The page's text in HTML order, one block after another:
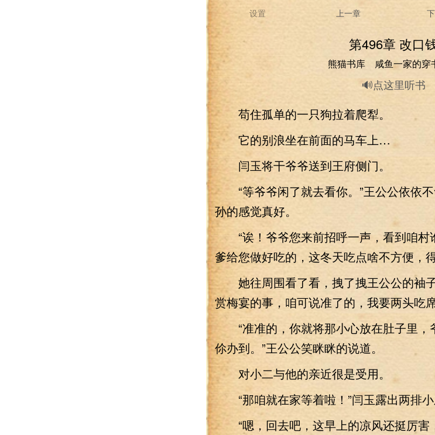
设置 上一章
第496章 改口
熊猫书库 咸鱼一家的穿
🔊点这里听书
苟住孤单的一只狗拉着爬犁。
它的别浪坐在前面的马车上…
闫玉将干爷爷送到王府侧门。
“等爷爷闲了就去看你。”王公公依依不
孙的感觉真好。
“诶！爷爷您来前招呼一声，看到咱村
爹给您做好吃的，这冬天吃点啥不方便，
她往周围看了看，拽了拽王公公的袖子
赏梅宴的事，咱可说准了的，我要两头吃
“准准的，你就将那小心放在肚子里，
伱办到。”王公公笑眯眯的说道。
对小二与他的亲近很是受用。
“那咱就在家等着啦！”闫玉露出两排小
“嗯，回去吧，这早上的凉风还挺厉害